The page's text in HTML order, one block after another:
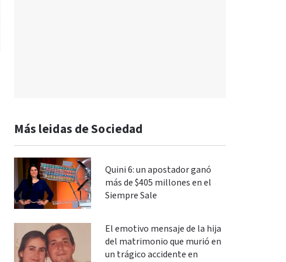
Más leidas de Sociedad
Quini 6: un apostador ganó
más de $405 millones en el
Siempre Sale
El emotivo mensaje de la hija
del matrimonio que murió en
un trágico accidente en